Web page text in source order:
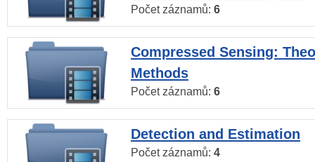
Počet záznamů: 6
Compressed Sensing:
Methods
Počet záznamů: 6
Detection and Estimation
Počet záznamů: 4